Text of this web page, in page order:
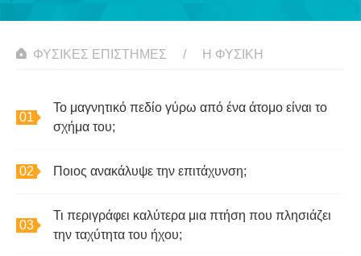
ΦΥΣΙΚΈΣ ΕΠΙΣΤΉΜΕΣ Η ΦΥΣΙΚΗ
Το μαγνητικό πεδίο γύρω από ένα άτομο είναι το
σχήμα του;
Ποιος ανακάλυψε την επιτάχυνση;
Τι περιγράφει καλύτερα μια πτήση που πλησιάζει
την ταχύτητα του ήχου;